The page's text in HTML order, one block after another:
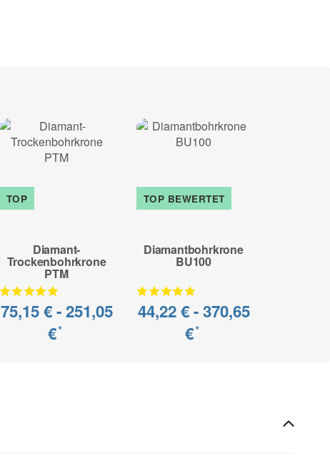
TOP
Diamant-
Trockenbohrkrone
PTM
75,15 € -251,05
€*
TOP BEWERTET
Diamantbohrkrone
BU100
44,22 € -370,65
€*